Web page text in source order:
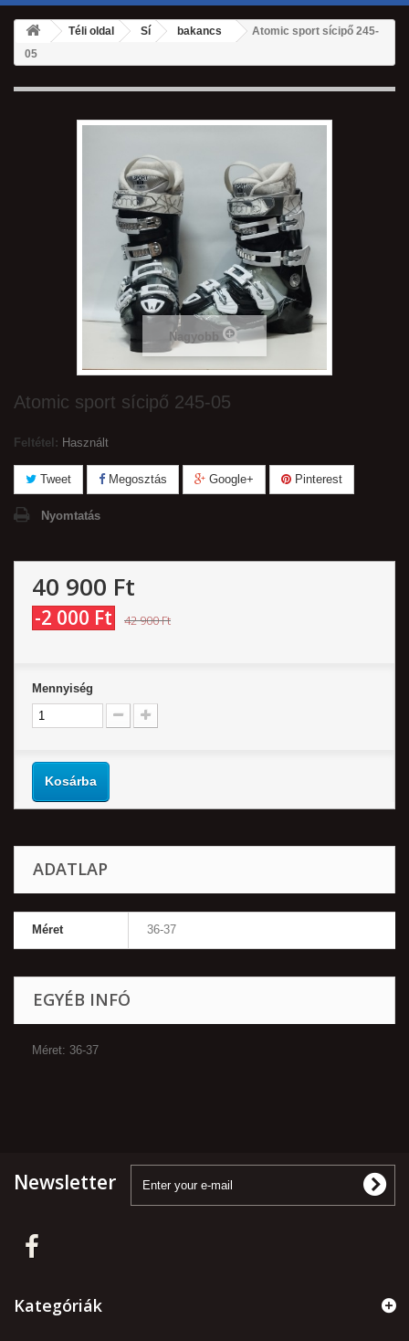
Téli oldal Sí bakancs
Atomic sport sícipő 245-
05
Nagyobb
Atomic sport sícipő 245-05
Feltétel: Használt
Tweet Megosztás Google+ Pinterest
Nyomtatás
40 900 Ft‎
-2 000 Ft‎ 42 900 Ft‎
Mennyiség
Kosárba
ADATLAP
Méret 36-37
EGYÉB INFÓ
Méret: 36-37
Newsletter
Kategóriák